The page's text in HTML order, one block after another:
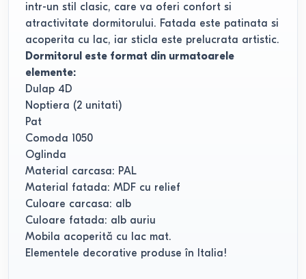
intr-un stil clasic, care va oferi confort si
atractivitate dormitorului. Fatada este patinata si
acoperita cu lac, iar sticla este prelucrata artistic.
Dormitorul este format din urmatoarele
elemente:
Dulap 4D
Noptiera (2 unitati)
Pat
Comoda 1050
Oglinda
Material carcasa: PAL
Material fatada: MDF cu relief
Culoare carcasa: alb
Culoare fatada: alb auriu
Mobila acoperită cu lac mat.
Elementele decorative produse în Italia!